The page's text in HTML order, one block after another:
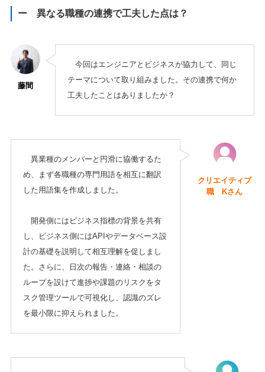
ー 異なる職種の連携で工夫した点は？
藤間
今回はエンジニアとビジネスが協力して、同じ
テーマについて取り組みました。その連携で何か
工夫したことはありましたか？
異業種のメンバーと円滑に協働するた
め、まず各職種の専門用語を相互に翻訳
した用語集を作成しました。
開発側にはビジネス指標の背景を共有
し、ビジネス側にはAPIやデータベース設
計の基礎を説明して相互理解を促しまし
た。さらに、日次の報告・連絡・相談の
ループを設けて進捗や課題のリスクをタ
スク管理ツールで可視化し、認識のズレ
を最小限に抑えられました。
クリエイティブ
職 Kさん